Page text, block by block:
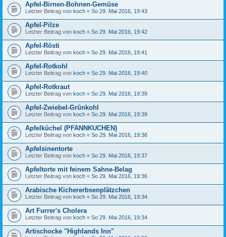
Apfel-Birnen-Bohnen-Gemüse
Letzter Beitrag von koch « So 29. Mai 2016, 19:43
Apfel-Pilze
Letzter Beitrag von koch « So 29. Mai 2016, 19:42
Apfel-Rösti
Letzter Beitrag von koch « So 29. Mai 2016, 19:41
Apfel-Rotkohl
Letzter Beitrag von koch « So 29. Mai 2016, 19:40
Apfel-Rotkraut
Letzter Beitrag von koch « So 29. Mai 2016, 19:39
Apfel-Zwiebel-Grünkohl
Letzter Beitrag von koch « So 29. Mai 2016, 19:39
Apfelküchel (PFANNKUCHEN)
Letzter Beitrag von koch « So 29. Mai 2016, 19:38
Apfelsinentorte
Letzter Beitrag von koch « So 29. Mai 2016, 19:37
Apfeltorte mit feinem Sahne-Belag
Letzter Beitrag von koch « So 29. Mai 2016, 19:36
Arabische Kichererbsenplätzchen
Letzter Beitrag von koch « So 29. Mai 2016, 19:34
Art Furrer's Cholera
Letzter Beitrag von koch « So 29. Mai 2016, 19:34
Artischocke "Highlands Inn"